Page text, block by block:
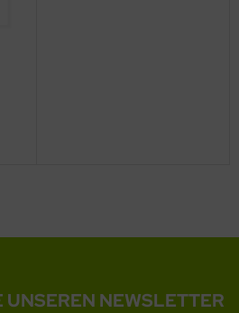
UNSEREN NEWSLETTER